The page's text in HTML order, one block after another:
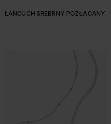
ŁAŃCUCH SREBRNY POZŁACANY